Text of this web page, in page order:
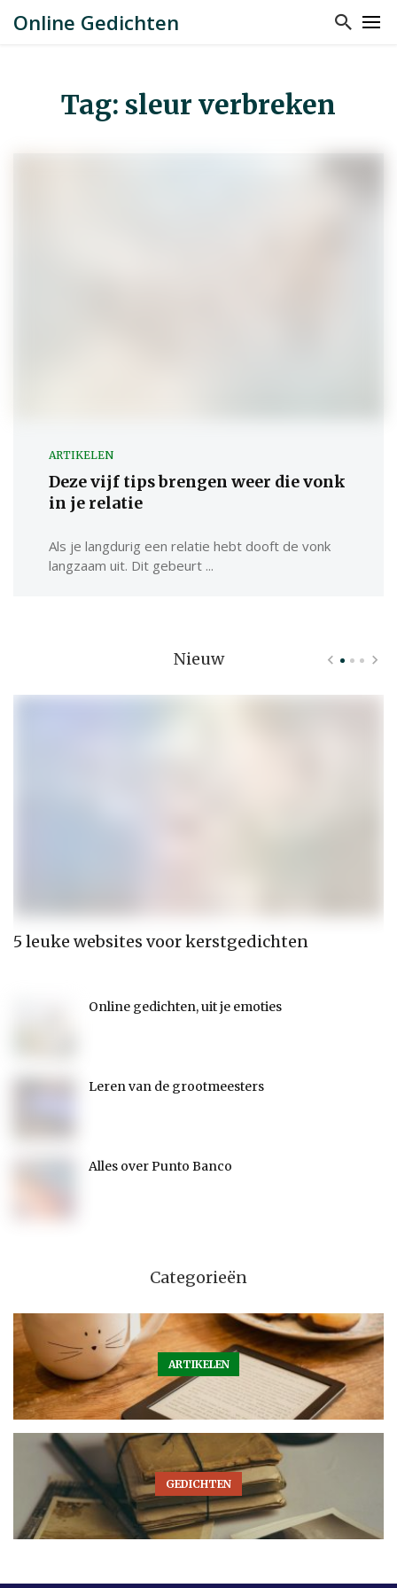
Online Gedichten
Tag: sleur verbreken
ARTIKELEN
Deze vijf tips brengen weer die vonk
in je relatie
Als je langdurig een relatie hebt dooft de vonk
langzaam uit. Dit gebeurt ...
Nieuw
5 leuke websites voor kerstgedichten
Online gedichten, uit je emoties
Leren van de grootmeesters
Alles over Punto Banco
Categorieën
ARTIKELEN
GEDICHTEN